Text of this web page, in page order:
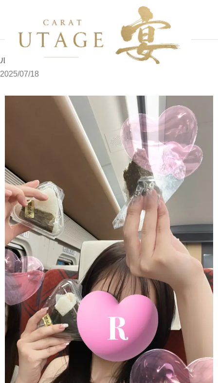
ホーム 写メブログ ルルです
ルルです
2025/07/18